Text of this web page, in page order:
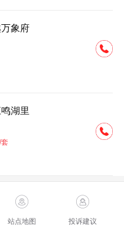
象府
湖里
站点地图 投诉建议